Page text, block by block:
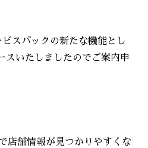
スパックの新たな機能とし
スいたしましたのでご案内申
店舗情報が見つかりやすくな